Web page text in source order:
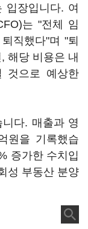
입장입니다. 여
는 "전체 임
직했다"며 "퇴
해당 비용은 내
것으로 예상한
다. 매출과 영
원을 기록했습
증가한 수치입
성 부동산 분양